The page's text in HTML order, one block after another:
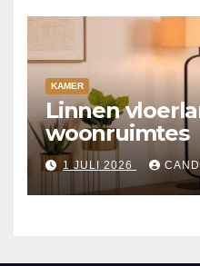
KAMER
Linnen
woonruimtes
1 JULI 2026